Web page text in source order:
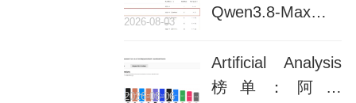
Qwen3.8-Max来
梯队，模型表现直
逼Claude
2026-08-03
Artificial Analysis
榜单：阿里
2026-08-06